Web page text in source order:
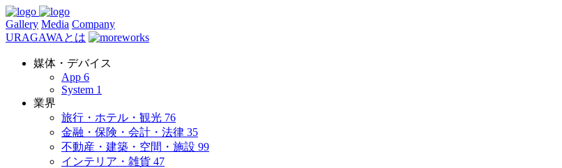
Gallery Media Company
URAGAWAとは
媒体・デバイス
App 6
System 1
業界
旅行・ホテル・観光 76
金融・保険・会計・法律 35
不動産・建築・空間・施設 99
インテリア・雑貨 47